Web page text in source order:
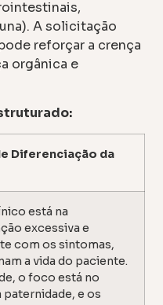
A solicitação
reforçar a crença
orgânica e
Diferenciação da
está na
excessiva e
com os sintomas,
a vida do paciente.
o foco está no
paternidade, e os